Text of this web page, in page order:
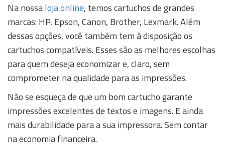
Na nossaloja online, temos cartuchos de grandes
marcas: HP, Epson, Canon, Brother, Lexmark. Além
dessas opções, você também tem à disposição os
cartuchos compatíveis. Esses são as melhores escolhas
para quem deseja economizar e, claro, sem
comprometer na qualidade para as impressões.
Não se esqueça de que um bom cartucho garante
impressões excelentes de textos e imagens. E ainda
mais durabilidade para a sua impressora. Sem contar
na economia financeira.